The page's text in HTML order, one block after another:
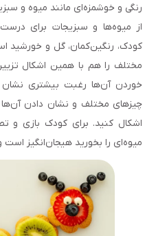
رنگی و خوشمزه‌ای مانند میوه و
از میوه‌ها و سبزیجات برای
کودک، رنگین‌کمان، گل و خورشید
مختلف را هم با همین اشکال
خوردن آن‌ها رغبت بیشتری
چیزهای مختلف و نشان دادن
اشکال کنید. برای کودک بازی و
میوه‌ای را بخورید هیجان‌انگیز است و